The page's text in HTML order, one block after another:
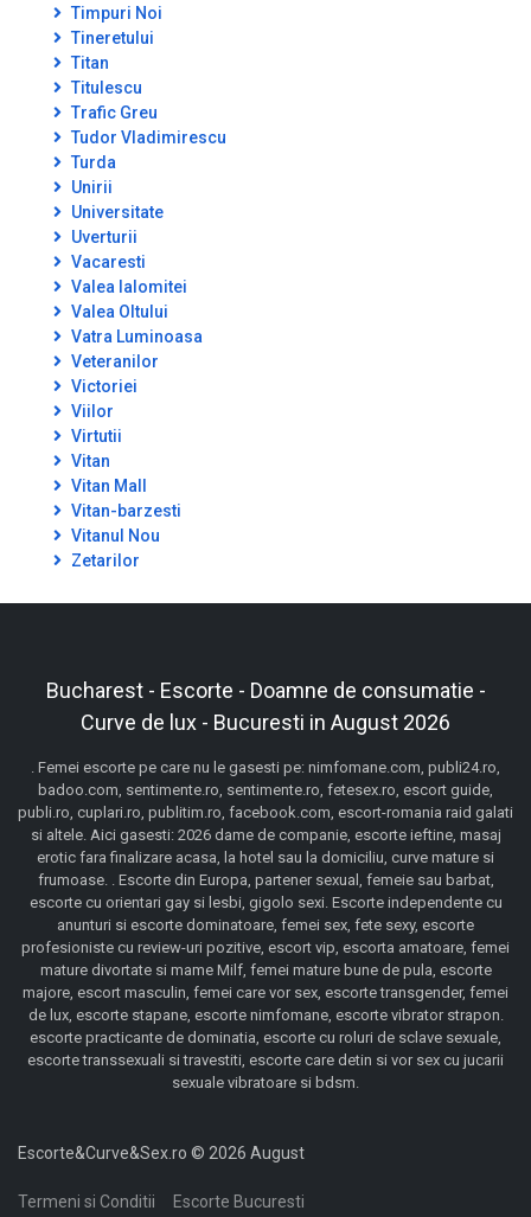
Timpuri Noi
Tineretului
Titan
Titulescu
Trafic Greu
Tudor Vladimirescu
Turda
Unirii
Universitate
Uverturii
Vacaresti
Valea Ialomitei
Valea Oltului
Vatra Luminoasa
Veteranilor
Victoriei
Viilor
Virtutii
Vitan
Vitan Mall
Vitan-barzesti
Vitanul Nou
Zetarilor
Bucharest - Escorte - Doamne de consumatie -
Curve de lux - Bucuresti in August 2026
. Femei escorte pe care nu le gasesti pe: nimfomane.com, publi24.ro,
badoo.com, sentimente.ro, sentimente.ro, fetesex.ro, escort guide,
publi.ro, cuplari.ro, publitim.ro, facebook.com, escort-romania raid galati
si altele. Aici gasesti: 2026 dame de companie, escorte ieftine, masaj
erotic fara finalizare acasa, la hotel sau la domiciliu, curve mature si
frumoase. . Escorte din Europa, partener sexual, femeie sau barbat,
escorte cu orientari gay si lesbi, gigolo sexi. Escorte independente cu
anunturi si escorte dominatoare, femei sex, fete sexy, escorte
profesioniste cu review-uri pozitive, escort vip, escorta amatoare, femei
mature divortate si mame Milf, femei mature bune de pula, escorte
majore, escort masculin, femei care vor sex, escorte transgender, femei
de lux, escorte stapane, escorte nimfomane, escorte vibrator strapon.
escorte practicante de dominatia, escorte cu roluri de sclave sexuale,
escorte transsexuali si travestiti, escorte care detin si vor sex cu jucarii
sexuale vibratoare si bdsm.
Escorte&Curve&Sex.ro © 2026 August
Termeni si Conditii Escorte Bucuresti